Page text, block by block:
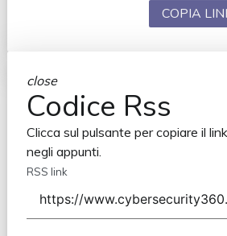
COPIA
close
Codice Rss
Clicca sul pulsante per copiare il
negli appunti.
RSS link